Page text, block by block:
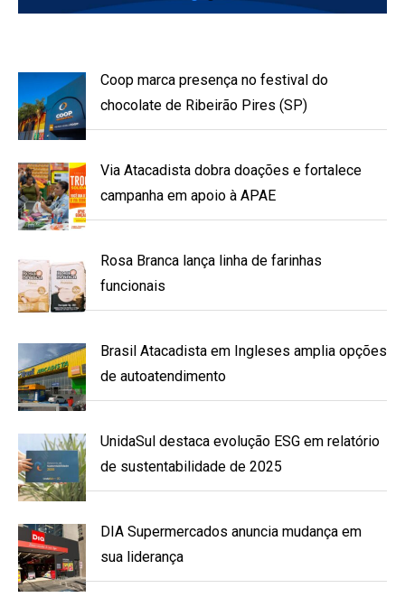
Coop marca presença no festival do
chocolate de Ribeirão Pires (SP)
Via Atacadista dobra doações e fortalece
campanha em apoio à APAE
Rosa Branca lança linha de farinhas
funcionais
Brasil Atacadista em Ingleses amplia opções
de autoatendimento
UnidaSul destaca evolução ESG em relatório
de sustentabilidade de 2025
DIA Supermercados anuncia mudança em
sua liderança